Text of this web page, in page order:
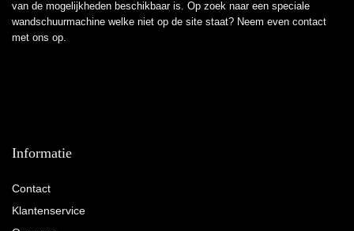
van de mogelijkheden beschikbaar is. Op zoek naar een speciale
wandschuurmachine welke niet op de site staat? Neem even contact
met ons op.
Informatie
Contact
Klantenservice